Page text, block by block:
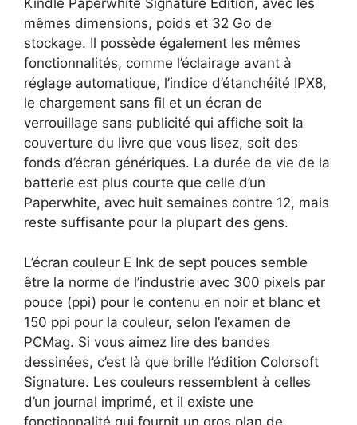
mêmes dimensions, poids et 32 ​​Go de
stockage. Il possède également les mêmes
fonctionnalités, comme l’éclairage avant à
réglage automatique, l’indice d’étanchéité IPX8,
le chargement sans fil et un écran de
verrouillage sans publicité qui affiche soit la
couverture du livre que vous lisez, soit des
fonds d’écran génériques. La durée de vie de la
batterie est plus courte que celle d’un
Paperwhite, avec huit semaines contre 12, mais
reste suffisante pour la plupart des gens.
L’écran couleur E Ink de sept pouces semble
être la norme de l’industrie avec 300 pixels par
pouce (ppi) pour le contenu en noir et blanc et
150 ppi pour la couleur, selon l’examen de
PCMag. Si vous aimez lire des bandes
dessinées, c’est là que brille l’édition Colorsoft
Signature. Les couleurs ressemblent à celles
d’un journal imprimé, et il existe une